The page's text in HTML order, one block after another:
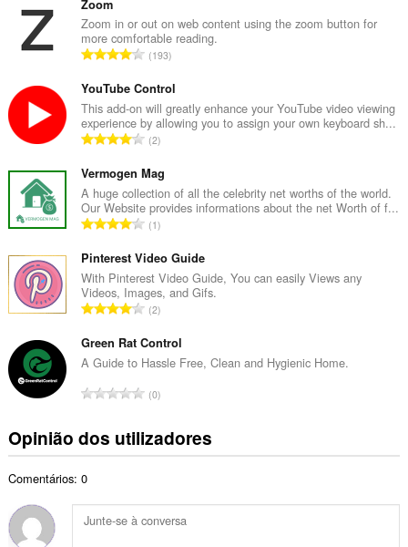
Zoom
Zoom in or out on web content using the zoom button for
more comfortable reading.
N
m
e
r
o
o
t
a
d
e
a
v
l
i
ç
e
s
193
YouTube Control
This add-on will greatly enhance your YouTube video viewing
experience by allowing you to assign your own keyboard sh...
N
m
e
r
o
o
t
a
d
e
v
l
i
õ
e
2
Vermogen Mag
A huge collection of all the celebrity net worths of the world.
Our Website provides informations about the net Worth of f...
N
m
e
r
o
o
t
a
e
a
l
1
Pinterest Video Guide
With Pinterest Video Guide, You can easily Views any
Videos, Images, and Gifs.
N
m
e
o
o
t
d
e
2
Green Rat Control
A Guide to Hassle Free, Clean and Hygienic Home.
N
m
e
t
o
0
Opinião dos utilizadores
Comentários: 0